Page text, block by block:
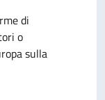
di
o
sulla